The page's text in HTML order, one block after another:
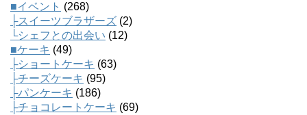
■イベント (268)
├スイーツブラザーズ (2)
└シェフとの出会い (12)
■ケーキ (49)
├ショートケーキ (63)
├チーズケーキ (95)
├パンケーキ (186)
├チョコレートケーキ (69)